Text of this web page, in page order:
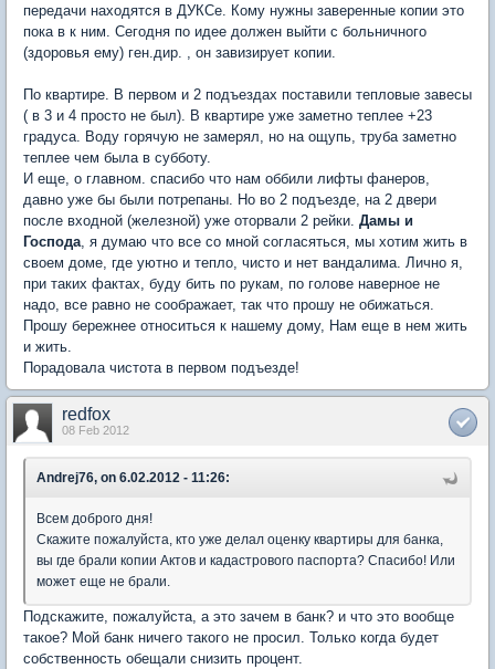
передачи находятся в ДУКСе. Кому нужны заверенные копии это
пока в к ним. Сегодня по идее должен выйти с больничного
(здоровья ему) ген.дир. , он завизирует копии.
По квартире. В первом и 2 подъездах поставили тепловые завесы
( в 3 и 4 просто не был). В квартире уже заметно теплее +23
градуса. Воду горячую не замерял, но на ощупь, труба заметно
теплее чем была в субботу.
И еще, о главном. спасибо что нам оббили лифты фанеров,
давно уже бы были потрепаны. Но во 2 подъезде, на 2 двери
после входной (железной) уже оторвали 2 рейки. Дамы и
Господа , я думаю что все со мной согласяться, мы хотим жить в
своем доме, где уютно и тепло, чисто и нет вандалима. Лично я,
при таких фактах, буду бить по рукам, по голове наверное не
надо, все равно не соображает, так что прошу не обижаться.
Прошу бережнее относиться к нашему дому, Нам еще в нем жить
и жить.
Порадовала чистота в первом подъезде!
redfox
08 Feb 2012
Andrej76, on 6.02.2012 - 11:26:
Всем доброго дня!
Скажите пожалуйста, кто уже делал оценку квартиры для банка,
вы где брали копии Актов и кадастрового паспорта? Спасибо! Или
может еще не брали.
Подскажите, пожалуйста, а это зачем в банк? и что это вообще
такое? Мой банк ничего такого не просил. Только когда будет
собственность обещали снизить процент.